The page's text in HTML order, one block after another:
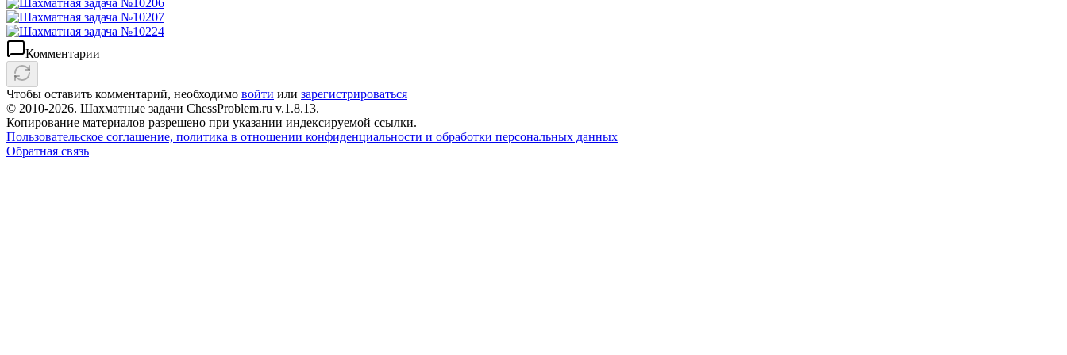
Комментарии
Чтобы оставить комментарий, необходимо войти или зарегистрироваться
© 2010-2026. Шахматные задачи ChessProblem.ru v.1.8.13.
Копирование материалов разрешено при указании индексируемой ссылки.
Пользовательское соглашение, политика в отношении конфиденциальности и обработки персональных данных
Обратная связь